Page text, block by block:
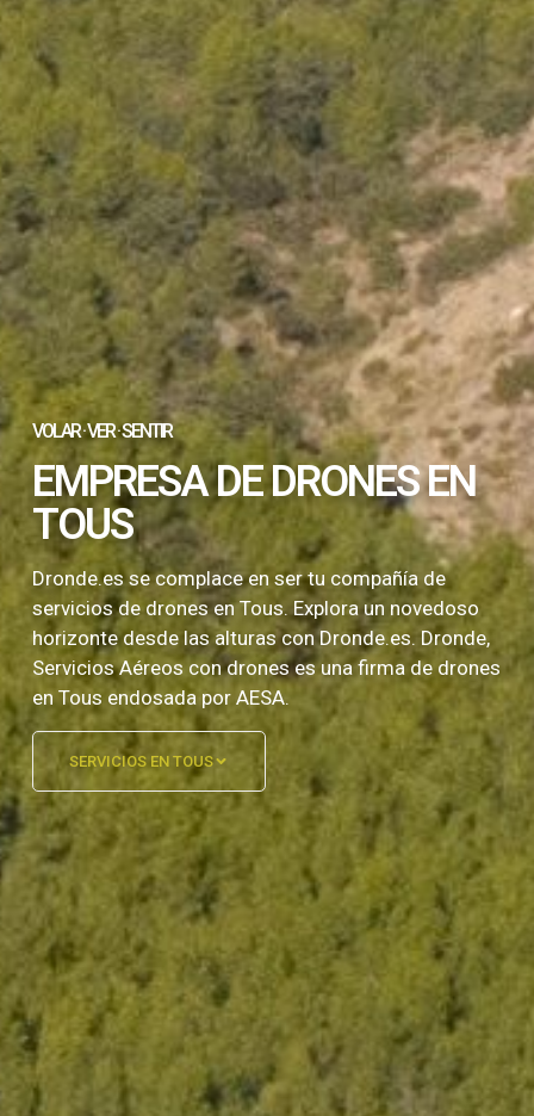
VOLAR · VER · SENTIR
EMPRESA DE DRONES EN
TOUS
Dronde.es se complace en ser tu compañía de
servicios de drones en Tous. Explora un novedoso
horizonte desde las alturas con Dronde.es. Dronde,
Servicios Aéreos con drones es una firma de drones
en Tous endosada por AESA.
SERVICIOS EN TOUS